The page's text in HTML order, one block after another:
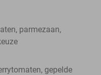
parmezaan,
gepelde